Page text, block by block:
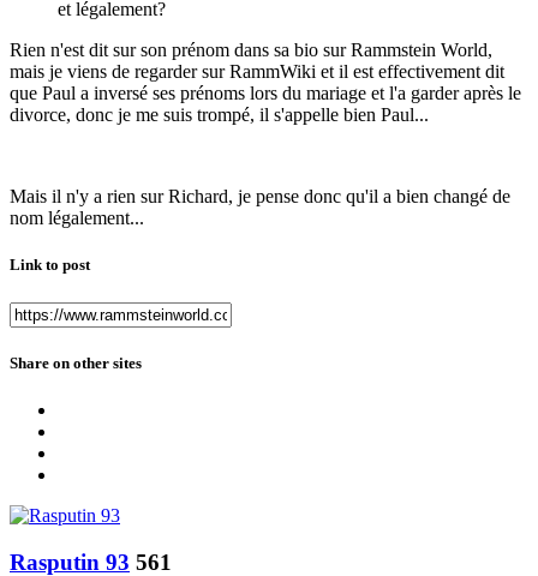
et légalement?
Rien n'est dit sur son prénom dans sa bio sur Rammstein World,
mais je viens de regarder sur RammWiki et il est effectivement dit
que Paul a inversé ses prénoms lors du mariage et l'a garder après le
divorce, donc je me suis trompé, il s'appelle bien Paul...
Mais il n'y a rien sur Richard, je pense donc qu'il a bien changé de
nom légalement...
Link to post
Share on other sites
Rasputin 93 561